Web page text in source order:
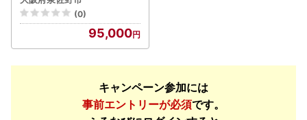
-PR
(0)
95,000
キャンペーン参加には
事前エントリーが必須です。